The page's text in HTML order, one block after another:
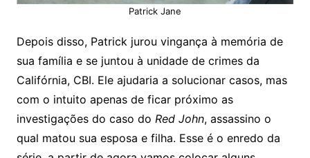
Patrick Jane
Depois disso, Patrick jurou vingança à memória de
sua família e se juntou à unidade de crimes da
Califórnia, CBI. Ele ajudaria a solucionar casos, mas
com o intuito apenas de ficar próximo as
investigações do caso do Red John, assassino o
qual matou sua esposa e filha. Esse é o enredo da